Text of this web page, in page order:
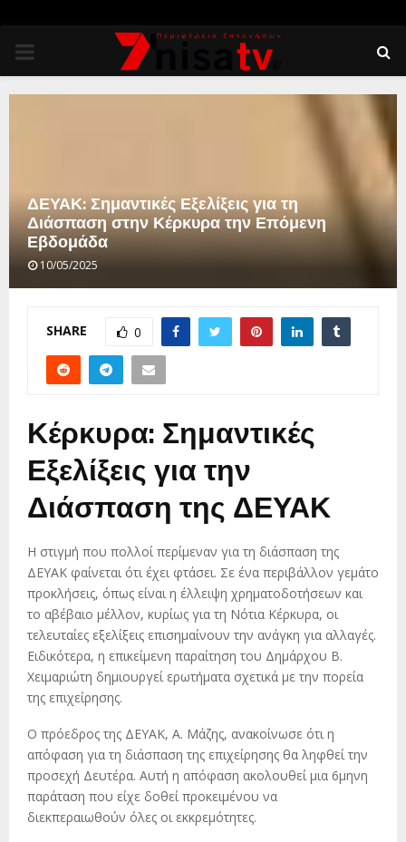
PRIMARY
MENU
ΔΕΥΑΚ: Σημαντικές Εξελίξεις για τη
Διάσπαση στην Κέρκυρα την Επόμενη
Εβδομάδα
10/05/2025
SHARE 0
Κέρκυρα: Σημαντικές
Εξελίξεις για την
Διάσπαση της ΔΕΥΑΚ
Η στιγμή που πολλοί περίμεναν για τη διάσπαση της
ΔΕΥΑΚ φαίνεται ότι έχει φτάσει. Σε ένα περιβάλλον γεμάτο
προκλήσεις, όπως είναι η έλλειψη χρηματοδοτήσεων και
το αβέβαιο μέλλον, κυρίως για τη Νότια Κέρκυρα, οι
τελευταίες εξελίξεις επισημαίνουν την ανάγκη για αλλαγές.
Ειδικότερα, η επικείμενη παραίτηση του Δημάρχου Β.
Χειμαριώτη δημιουργεί ερωτήματα σχετικά με την πορεία
της επιχείρησης.
Ο πρόεδρος της ΔΕΥΑΚ, Α. Μάζης, ανακοίνωσε ότι η
απόφαση για τη διάσπαση της επιχείρησης θα ληφθεί την
προσεχή Δευτέρα. Αυτή η απόφαση ακολουθεί μια 6μηνη
παράταση που είχε δοθεί προκειμένου να
διεκπεραιωθούν όλες οι εκκρεμότητες.